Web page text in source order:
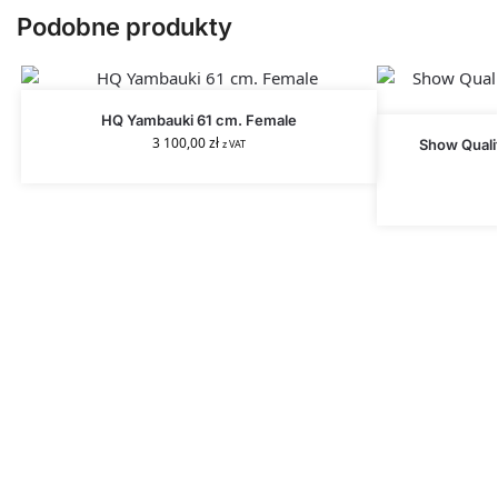
Podobne produkty
HQ Yambauki 61 cm. Female
3 100,00zł z VAT Show